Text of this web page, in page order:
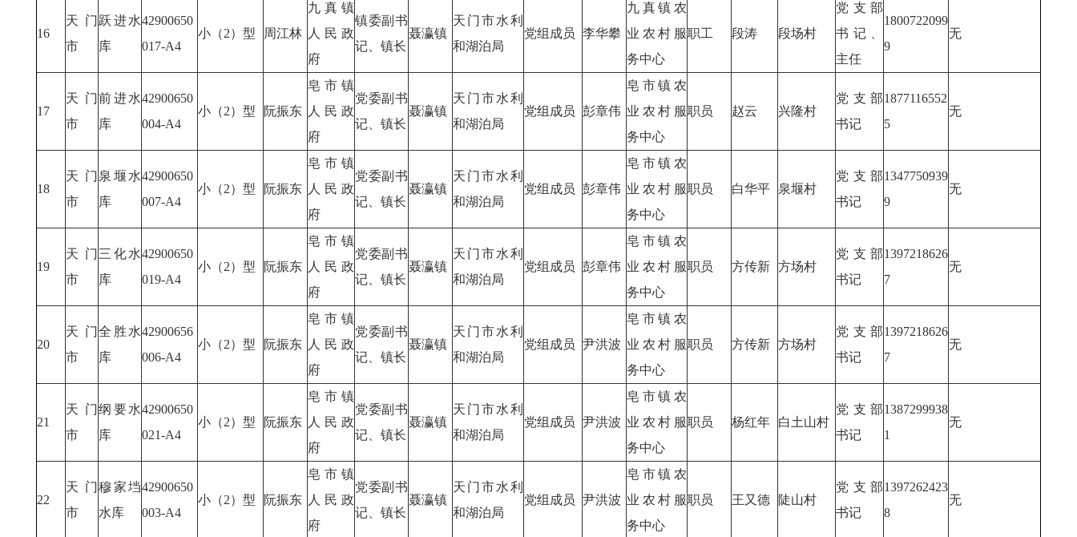
16
天门
市
跃进水
库
42900650
017-A4
小（2）型 周江林
九真镇
人民政
府
镇委副书
记、镇长
聂瀛镇
天门市水利
和湖泊局
党组成员 李华攀
九真镇农
业农村服
务中心
职工 段涛 段场村
党支部
书记、
主任
1800722099
9
无
17
天门
市
前进水
库
42900650
004-A4
小（2）型 阮振东
皂市镇
人民政
府
党委副书
记、镇长
聂瀛镇
天门市水利
和湖泊局
党组成员 彭章伟
皂市镇农
业农村服
务中心
职员 赵云 兴隆村
党支部
书记
1877116552
5
无
18
天门
市
泉堰水
库
42900650
007-A4
小（2）型 阮振东
皂市镇
人民政
府
党委副书
记、镇长
聂瀛镇
天门市水利
和湖泊局
党组成员 彭章伟
皂市镇农
业农村服
务中心
职员 白华平 泉堰村
党支部
书记
1347750939
9
无
19
天门
市
三化水
库
42900650
019-A4
小（2）型 阮振东
皂市镇
人民政
府
党委副书
记、镇长
聂瀛镇
天门市水利
和湖泊局
党组成员 彭章伟
皂市镇农
业农村服
务中心
职员 方传新 方场村
党支部
书记
1397218626
7
无
20
天门
市
全胜水
库
42900656
006-A4
小（2）型 阮振东
皂市镇
人民政
府
党委副书
记、镇长
聂瀛镇
天门市水利
和湖泊局
党组成员 尹洪波
皂市镇农
业农村服
务中心
职员 方传新 方场村
党支部
书记
1397218626
7
无
21
天门
市
纲要水
库
42900650
021-A4
小（2）型 阮振东
皂市镇
人民政
府
党委副书
记、镇长
聂瀛镇
天门市水利
和湖泊局
党组成员 尹洪波
皂市镇农
业农村服
务中心
职员 杨红年 白土山村
党支部
书记
1387299938
1
无
22
天门
市
穆家垱
水库
42900650
003-A4
小（2）型 阮振东
皂市镇
人民政
府
党委副书
记、镇长
聂瀛镇
天门市水利
和湖泊局
党组成员 尹洪波
皂市镇农
业农村服
务中心
职员 王又德 陡山村
党支部
书记
1397262423
8
无